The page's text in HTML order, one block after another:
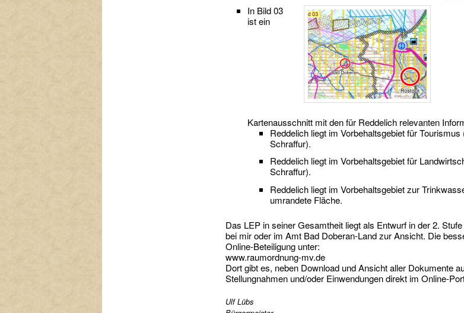
In Bild 03
ist ein
Kartenausschnitt mit den für Reddelich relevanten
Reddelich liegt im Vorbehaltsgebiet für
Schraffur).
Reddelich liegt im Vorbehaltsgebiet für
Schraffur).
Reddelich liegt im Vorbehaltsgebiet zur
umrandete Fläche.
Das LEP in seiner Gesamtheit liegt als Entwurf in der 2.
bei mir oder im Amt Bad Doberan-Land zur Ansicht. Die
Online-Beteiligung unter:
www.raumordnung-mv.de
Dort gibt es, neben Download und Ansicht aller Dokumente
Stellungnahmen und/oder Einwendungen direkt im Online-
Ulf Lübs